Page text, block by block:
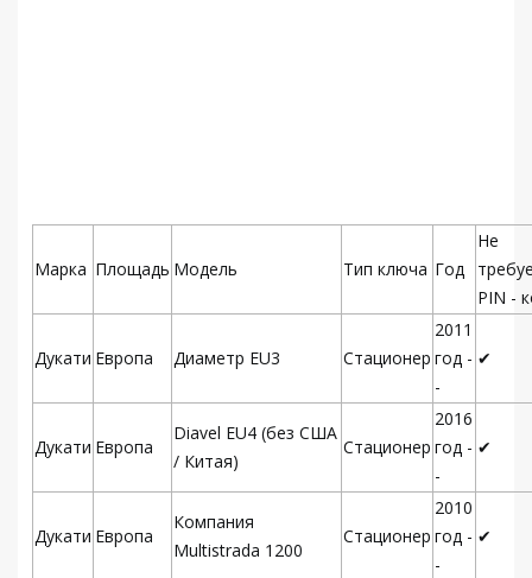
Марка Площадь Модель Тип ключа Год
Не
PIN -
Дукати Европа Диаметр EU3 Стационер
2011
год -
-
✔
Дукати Европа
Diavel EU4 (без США
/ Китая)
Стационер
2016
год -
-
✔
Дукати Европа
Компания
Multistrada 1200
Стационер
2010
год -
-
✔